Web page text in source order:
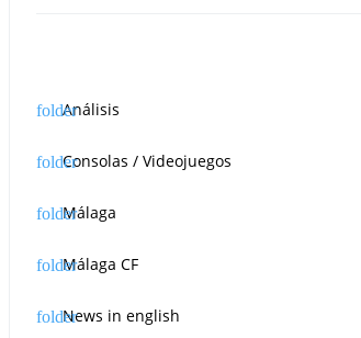
Análisis
Consolas / Videojuegos
Málaga
Málaga CF
News in english